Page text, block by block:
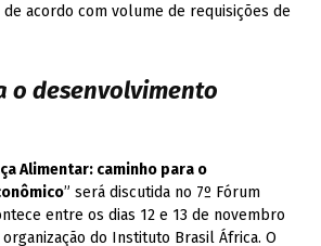
acordo com volume de requisições de
o desenvolvimento
Alimentar: caminho para o
” será discutida no 7º Fórum
entre os dias 12 e 13 de novembro
do Instituto Brasil África. O